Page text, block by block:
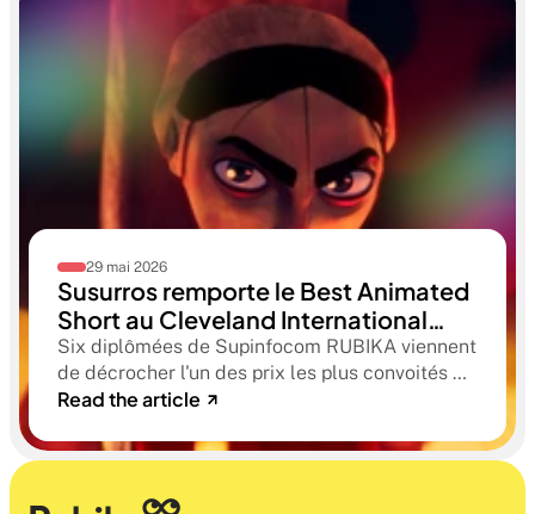
29 mai 2026
Susurros remporte le Best Animated
Short au Cleveland International
Film Festival. Une compétition
qualificative aux Oscars®
Six diplômées de Supinfocom RUBIKA viennent
de décrocher l'un des prix les plus convoités du
circuit indépendant américain. Une victoire qui
formation RUBIKA dès la sortie d'école.
Read the article